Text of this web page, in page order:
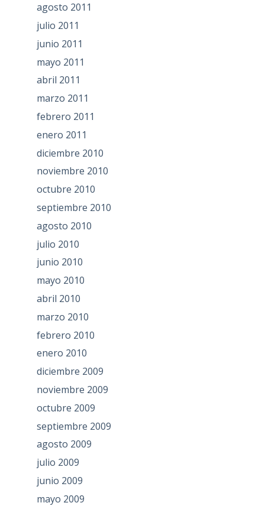
agosto 2011
julio 2011
junio 2011
mayo 2011
abril 2011
marzo 2011
febrero 2011
enero 2011
diciembre 2010
noviembre 2010
octubre 2010
septiembre 2010
agosto 2010
julio 2010
junio 2010
mayo 2010
abril 2010
marzo 2010
febrero 2010
enero 2010
diciembre 2009
noviembre 2009
octubre 2009
septiembre 2009
agosto 2009
julio 2009
junio 2009
mayo 2009